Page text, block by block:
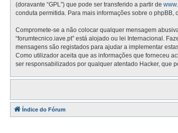
(doravante “GPL”) que pode ser transferido a partir de
conduta permitida. Para mais informações sobre o phpBB,
Compromete-se a não colocar qualquer mensagem
“forumtecnico.iave.pt” está alojado ou lei Internacional.
mensagens são registados para ajudar a implementar
Como utilizador aceita que as informações que forneceu
ser responsabilizados por qualquer atentado Hacker, que
Índice do Fórum